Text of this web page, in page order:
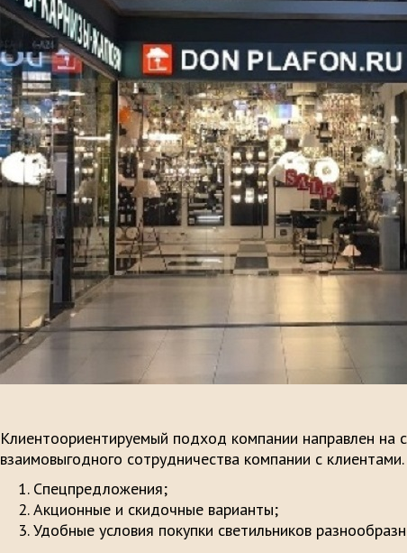
Клиентоориентируемый подход компании направлен на
взаимовыгодного сотрудничества компании с
Спецпредложения;
Акционные и скидочные варианты;
Удобные условия покупки светильников